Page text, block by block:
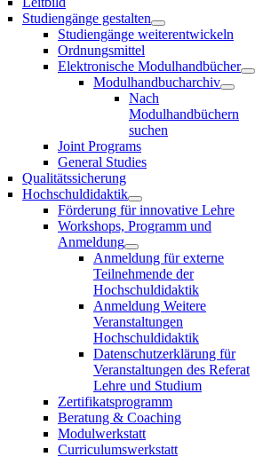
Studiengänge gestalten
Studiengänge weiterentwickeln
Ordnungsmittel
Elektronische Modulhandbücher
Modulhandbucharchiv
Nach
Modulhandbüchern
suchen
Joint Programs
General Studies
Qualitätssicherung
Hochschuldidaktik
Förderung für innovative Lehre
Workshops, Programm und
Anmeldung
Anmeldung für externe
Teilnehmende der
Hochschuldidaktik
Anmeldung Weitere
Veranstaltungen
Hochschuldidaktik
Datenschutzerklärung für
Veranstaltungen des Referat
Lehre und Studium
Zertifikatsprogramm
Beratung & Coaching
Modulwerkstatt
Curriculumswerkstatt